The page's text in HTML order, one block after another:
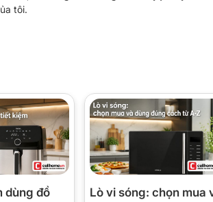
tôi.
dùng đồ
Lò vi sóng: chọn mua